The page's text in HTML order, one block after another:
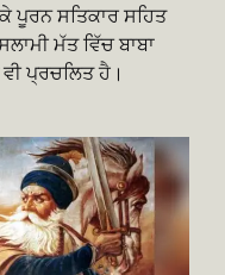
ਪੂਰਨ ਸਤਿਕਾਰ ਸਹਿਤ
ਮੱਤ ਵਿੱਚ ਬਾਬਾ
ਪ੍ਰਚਲਿਤ ਹੈ।